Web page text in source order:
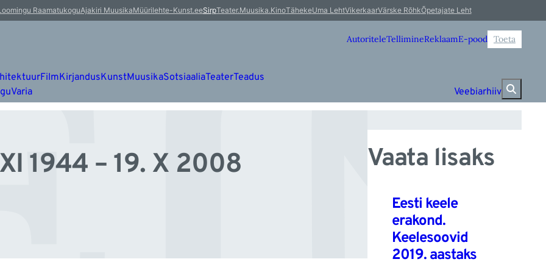
RaamatukoguAjakiri MuusikaMüürilehte-Kunst.eeSirpTeater.Muusika.KinoTähekeUma LehtVikerkaarVärske RõhkÕpetajate Leht
AutoriteleTellimineReklaamE-pood Toeta
FilmKirjandusKunstMuusikaSotsiaaliaTeaterTeadus
Varia Veebiarhiiv
1944 – 19. X 2008 Vaata lisaks
Eesti keele
erakond.
Keelesoovid
2019. aastaks